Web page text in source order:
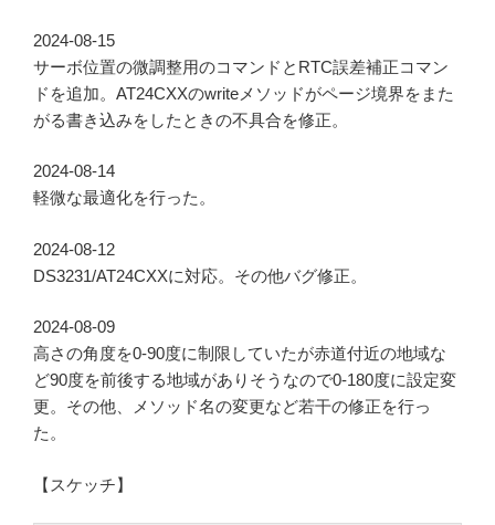
2024-08-15
サーボ位置の微調整用のコマンドとRTC誤差補正コマン
ドを追加。AT24CXXのwriteメソッドがページ境界をまた
がる書き込みをしたときの不具合を修正。
2024-08-14
軽微な最適化を行った。
2024-08-12
DS3231/AT24CXXに対応。その他バグ修正。
2024-08-09
高さの角度を0-90度に制限していたが赤道付近の地域な
ど90度を前後する地域がありそうなので0-180度に設定変
更。その他、メソッド名の変更など若干の修正を行っ
た。
【スケッチ】